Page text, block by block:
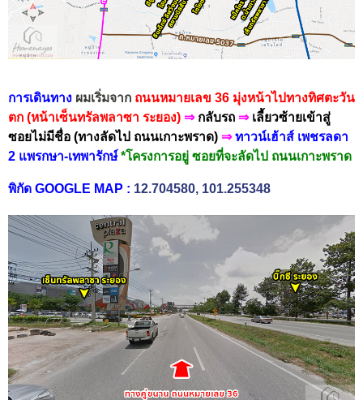
การเดินทาง ผมเริ่มจาก ถนนหมายเลข 36 มุ่งหน้าไปทางทิศตะวัน
ตก (หน้าเซ็นทรัลพลาซา ระยอง) ⇒ กลับรถ ⇒ เลี้ยวซ้ายเข้าสู่
ซอยไม่มีชื่อ (ทางลัดไป ถนนเกาะพราด) ⇒ ทาวน์เฮ้าส์ เพชรลดา
2 แพรกษา-เทพารักษ์*โครงการอยู่ ซอยที่จะลัดไป ถนนเกาะพราด
พิกัด GOOGLE MAP : 12.704580, 101.255348